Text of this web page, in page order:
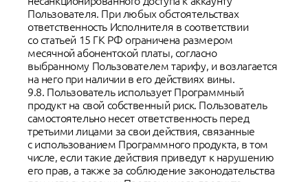
Пользователя. При любых обстоятельствах
ответственность Исполнителя в соответствии
со статьей 15 ГК РФ ограничена размером
месячной абонентской платы, согласно
выбранному Пользователем тарифу, и возлагается
на него при наличии в его действиях вины.
9.8. Пользователь использует Программный
продукт на свой собственный риск. Пользователь
самостоятельно несет ответственность перед
третьими лицами за свои действия, связанные
с использованием Программного продукта, в том
числе, если такие действия приведут к нарушению
его прав, а также за соблюдение законодательства